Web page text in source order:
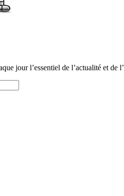
jour l’essentiel de l’actualité et